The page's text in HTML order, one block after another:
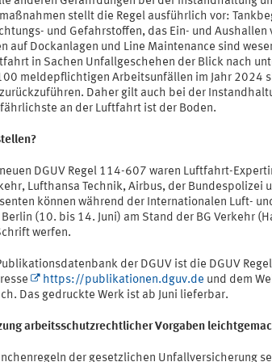
stellt die Regel ausführlich vor:
und Gefahrstoffen, das Ein- und Aushallen
auf Dockanlagen und Line Maintenance sind
in Sachen Unfallgeschehen der Blick nach
meldepflichtigen Arbeitsunfällen im Jahr 2024
Daher gilt auch bei der
an der Luftfahrt ist der Boden.
DGUV Regel 114-607 waren Luftfahrt-
Lufthansa Technik, Airbus, der Bundespolizei
können während der Internationalen Luft-
Berlin (10. bis 14. Juni) am Stand der BG Verkehr
werfen.
der DGUV ist die DGUV
https://publikationen.dguv.de und dem
Das gedruckte Werk ist ab Juni lieferbar.
arbeitsschutzrechtlicher Vorgaben
der gesetzlichen Unfallversicherung